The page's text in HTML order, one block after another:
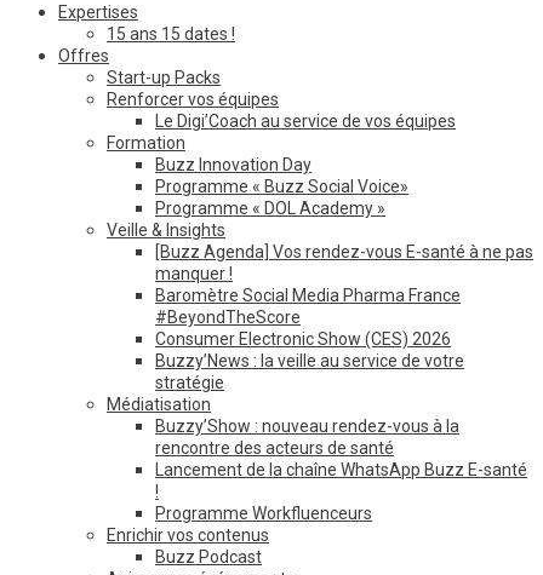
Expertises
15 ans 15 dates !
Offres
Start-up Packs
Renforcer vos équipes
Le Digi’Coach au service de vos équipes
Formation
Buzz Innovation Day
Programme « Buzz Social Voice»
Programme « DOL Academy »
Veille & Insights
[Buzz Agenda] Vos rendez-vous E-santé à ne pas
manquer !
Baromètre Social Media Pharma France
#BeyondTheScore
Consumer Electronic Show (CES) 2026
Buzzy’News : la veille au service de votre
stratégie
Médiatisation
Buzzy’Show : nouveau rendez-vous à la
rencontre des acteurs de santé
Lancement de la chaîne WhatsApp Buzz E-santé
!
Programme Workfluenceurs
Enrichir vos contenus
Buzz Podcast